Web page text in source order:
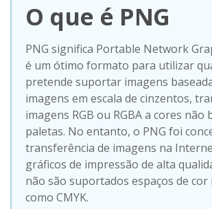
O que é PNG
PNG significa Portable Network
é um ótimo formato para utilizar
pretende suportar imagens
imagens em escala de cinzentos,
imagens RGB ou RGBA a cores não
paletas. No entanto, o PNG foi
transferência de imagens na
gráficos de impressão de alta
não são suportados espaços de cor
como CMYK.